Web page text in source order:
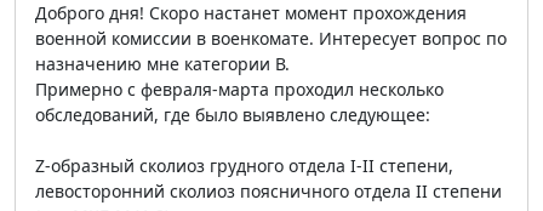
Доброго дня! Скоро настанет момент прохождения
военной комиссии в военкомате. Интересует вопрос по
назначению мне категории В.
Примерно с февраля-марта проходил несколько
обследований, где было выявлено следующее:
Z-образный сколиоз грудного отдела I-II степени,
левосторонний сколиоз поясничного отдела II степени